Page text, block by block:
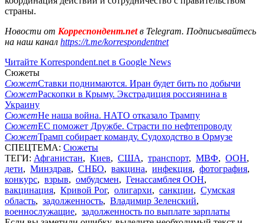
страны.
Новости от Корреспондент.netв Telegram. Подписывайтесь
на наш канал https://t.me/korrespondentnet
Читайте Korrespondent.net в Google News
Сюжеты
СюжетСтавки поднимаются. Иран будет бить по добычи
СюжетРаскопки в Крыму. Экстрадиция россиянина в
Украину
СюжетНе наша война. НАТО отказало Трампу
СюжетЕС поможет Дружбе. Страсти по нефтепроводу
СюжетТрамп собирает команду. Судоходство в Ормузе
СПЕЦТЕМА: Сюжеты
ТЕГИ: Афганистан, Киев, США, транспорт, МВФ, ООН,
дети, Минздрав, СНБО, вакцина, инфекция, фотография,
конкурс, взрыв, омбудсмен, Генассамблея ООН,
вакцинация, Кривой Рог, олигархи, санкции, Сумская
область, задолженность, Владимир Зеленский,
военнослужащие, задолженность по выплате зарплаты